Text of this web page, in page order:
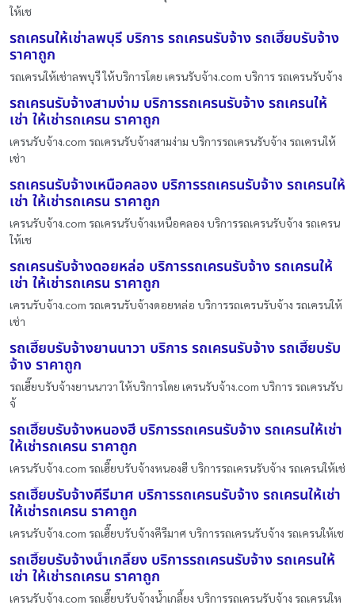
ให้เช
รถเครนให้เช่าลพบุรี บริการ รถเครนรับจ้าง รถเฮี๊ยบรับจ้าง
ราคาถูก
รถเครนให้เช่าลพบุรี ให้บริการโดย เครนรับจ้าง.com บริการ รถเครนรับจ้าง
รถเครนรับจ้างสามง่าม บริการรถเครนรับจ้าง รถเครนให้
เช่า ให้เช่ารถเครน ราคาถูก
เครนรับจ้าง.com รถเครนรับจ้างสามง่าม บริการรถเครนรับจ้าง รถเครนให้
เช่า
รถเครนรับจ้างเหนือคลอง บริการรถเครนรับจ้าง รถเครนให้
เช่า ให้เช่ารถเครน ราคาถูก
เครนรับจ้าง.com รถเครนรับจ้างเหนือคลอง บริการรถเครนรับจ้าง รถเครน
ให้เช
รถเครนรับจ้างดอยหล่อ บริการรถเครนรับจ้าง รถเครนให้
เช่า ให้เช่ารถเครน ราคาถูก
เครนรับจ้าง.com รถเครนรับจ้างดอยหล่อ บริการรถเครนรับจ้าง รถเครนให้
เช่า
รถเฮี๊ยบรับจ้างยานนาวา บริการ รถเครนรับจ้าง รถเฮี๊ยบรับ
จ้าง ราคาถูก
รถเฮี๊ยบรับจ้างยานนาวา ให้บริการโดย เครนรับจ้าง.com บริการ รถเครนรับ
จ้
รถเฮี๊ยบรับจ้างหนองฮี บริการรถเครนรับจ้าง รถเครนให้เช่า
ให้เช่ารถเครน ราคาถูก
เครนรับจ้าง.com รถเฮี๊ยบรับจ้างหนองฮี บริการรถเครนรับจ้าง รถเครนให้เช่
รถเฮี๊ยบรับจ้างคีรีมาศ บริการรถเครนรับจ้าง รถเครนให้เช่า
ให้เช่ารถเครน ราคาถูก
เครนรับจ้าง.com รถเฮี๊ยบรับจ้างคีรีมาศ บริการรถเครนรับจ้าง รถเครนให้เช
รถเฮี๊ยบรับจ้างน้ำเกลี้ยง บริการรถเครนรับจ้าง รถเครนให้
เช่า ให้เช่ารถเครน ราคาถูก
เครนรับจ้าง.com รถเฮี๊ยบรับจ้างน้ำเกลี้ยง บริการรถเครนรับจ้าง รถเครนให